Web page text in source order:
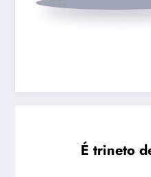
É trineto